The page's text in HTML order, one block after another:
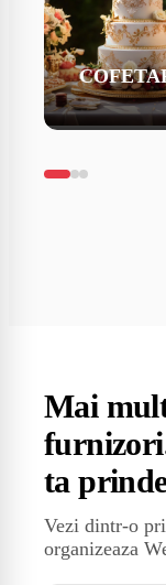
Mai
ta
Vezi dintr-o
organizeaza